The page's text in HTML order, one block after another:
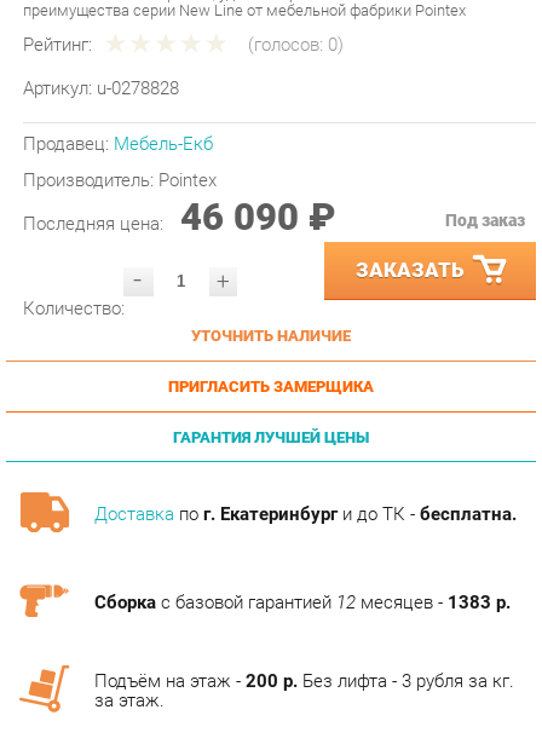
Рейтинг: (голосов:0)
Артикул: u-0278828
Производитель:Pointex
Последняя цена: 46 090 ₽
- ЗАКАЗАТЬ
УТОЧНИТЬ НАЛИЧИЕ
ПРИГЛАСИТЬ ЗАМЕРЩИКА
ГАРАНТИЯ ЛУЧШЕЙ ЦЕНЫ
Доставкапог. Екатеринбурги до ТК -бесплатна.
ТЭГИ